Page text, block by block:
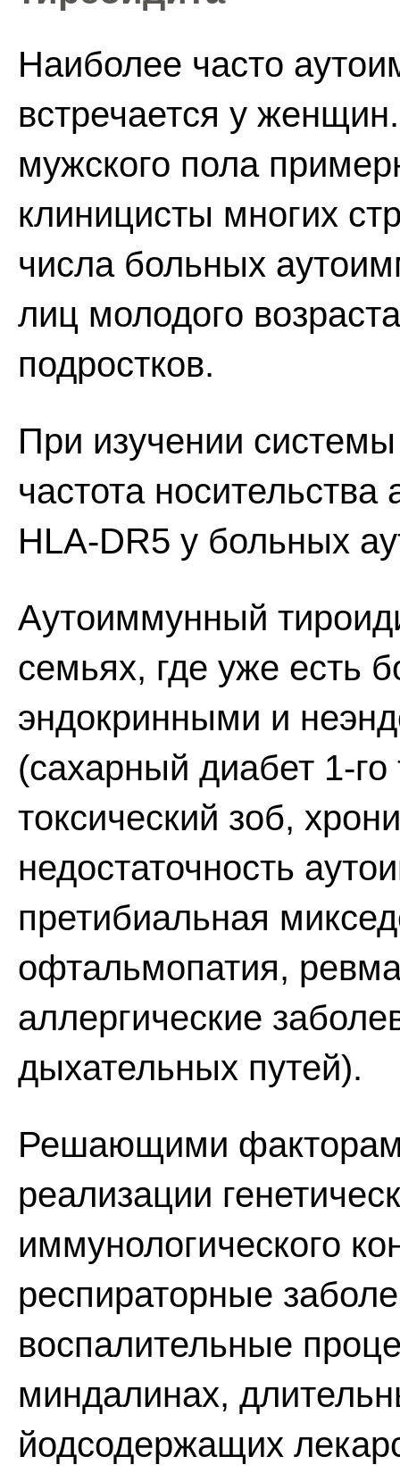
Наиболее часто
встречается у
мужского пола
клиницисты многих
числа больных
лиц молодого
подростков.
При изучении
частота
HLA-DR5 у больных
Аутоиммунный
семьях, где уже есть
эндокринными и
(сахарный диабет 1-
токсический зоб,
недостаточность
претибиальная
офтальмопатия,
аллергические
дыхательных путей).
Решающими
реализации
иммунологического
респираторные
воспалительные
миндалинах,
йодсодержащих